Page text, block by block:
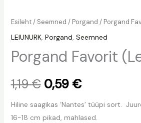
Esileht/ Seemned / Porgand / Porgand
LEIUNURK, Porgand, Seemned
Porgand Favorit
1,19€ 0,59 €
Hiline saagikas ‘Nantes’ tüüpi sort.
16-18 cm pikad, mahlased.